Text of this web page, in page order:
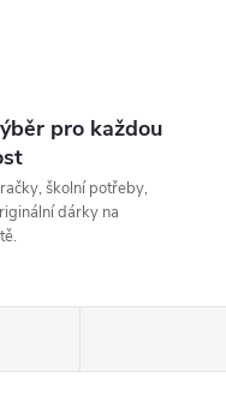
pro každou
školní potřeby,
dárky na